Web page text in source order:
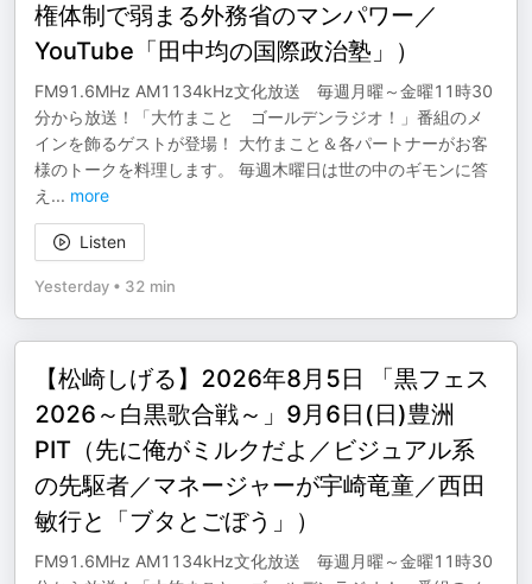
権体制で弱まる外務省のマンパワー／
YouTube「田中均の国際政治塾」）
FM91.6MHz AM1134kHz文化放送 毎週月曜～金曜11時30
分から放送！「大竹まこと ゴールデンラジオ！」番組のメ
インを飾るゲストが登場！ 大竹まこと＆各パートナーがお客
様のトークを料理します。 毎週木曜日は世の中のギモンに答
え ... more
Listen
Yesterday • 32 min
【松崎しげる】2026年8月5日 「黒フェス
2026～白黒歌合戦～」9月6日(日)豊洲
PIT（先に俺がミルクだよ／ビジュアル系
の先駆者／マネージャーが宇崎竜童／西田
敏行と「ブタとごぼう」）
FM91.6MHz AM1134kHz文化放送 毎週月曜～金曜11時30